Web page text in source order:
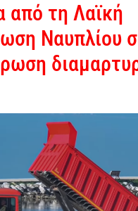
από τη Λαϊκή
Ναυπλίου